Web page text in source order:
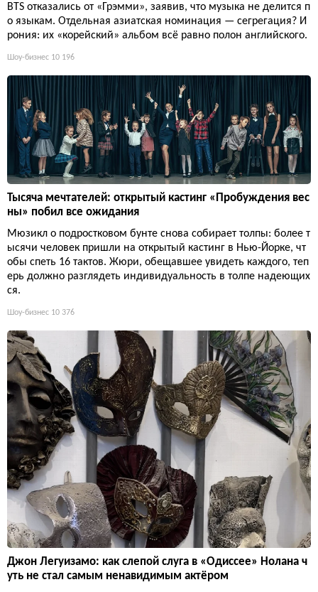
BTS отказались от «Грэмми», заявив, что музыка не делится п
о языкам. Отдельная азиатская номинация — сегрегация? И
рония: их «корейский» альбом всё равно полон английского.
Шоу-бизнес 10 196
Тысяча мечтателей: открытый кастинг «Пробуждения вес
ны» побил все ожидания
Мюзикл о подростковом бунте снова собирает толпы: более т
ысячи человек пришли на открытый кастинг в Нью-Йорке, чт
обы спеть 16 тактов. Жюри, обещавшее увидеть каждого, теп
ерь должно разглядеть индивидуальность в толпе надеющих
ся.
Шоу-бизнес 10 376
Джон Легуизамо: как слепой слуга в «Одиссее» Нолана ч
уть не стал самым ненавидимым актёром